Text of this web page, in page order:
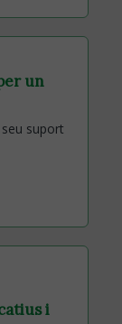
un
suport
i